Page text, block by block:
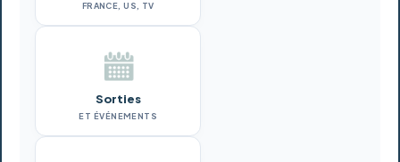
FRANCE, US, TV
Sorties
ET ÉVÉNEMENTS